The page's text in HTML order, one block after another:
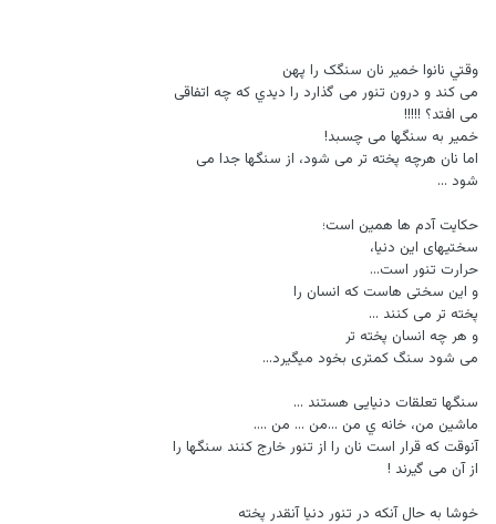
ﻭﻗﺘﻲ ﻧﺎﻧﻮﺍ ﺧﻤﯿﺮ ﻧﺎﻥ ﺳﻨﮕﮏ ﺭﺍ ﭘﻬﻦ
ﻣﯽ ﮐﻨﺪ ﻭ ﺩﺭﻭﻥ ﺗﻨﻮﺭ ﻣﯽ ﮔﺬﺍﺭﺩ ﺭﺍ ﺩﻳﺪﻱ ﻛﻪ ﭼﻪ ﺍﺗﻔﺎﻗﯽ
ﻣﯽ ﺍﻓﺘﺪ؟ !!!!!
ﺧﻤﯿﺮ ﺑﻪ ﺳﻨﮕﻬﺎ ﻣﯽ ﭼﺴﺒﺪ!
ﺍﻣﺎ ﻧﺎﻥ ﻫﺮﭼﻪ ﭘﺨﺘﻪ ﺗﺮ ﻣﯽ ﺷﻮﺩ، ﺍﺯ ﺳﻨﮕﻬﺎ ﺟﺪﺍ ﻣﯽ
ﺷﻮﺩ ...
ﺣﮑﺎﯾﺖ ﺁﺩﻡ ﻫﺎ ﻫﻤﯿﻦ ﺍﺳﺖ؛
ﺳﺨﺘﯿﻬﺎﯼ ﺍﯾﻦ ﺩﻧﯿﺎ،
ﺣﺮﺍﺭﺕ ﺗﻨﻮﺭ ﺍﺳﺖ...
ﻭ ﺍﯾﻦ ﺳﺨﺘﯽ ﻫﺎﺳﺖ ﮐﻪ ﺍﻧﺴﺎﻥ ﺭﺍ
ﭘﺨﺘﻪ ﺗﺮ ﻣﯽ ﮐﻨﻨﺪ ...
ﻭ ﻫﺮ ﭼﻪ ﺍﻧﺴﺎﻥ ﭘﺨﺘﻪ ﺗﺮ
ﻣﯽ ﺷﻮﺩ ﺳﻨﮓ ﮐﻤﺘﺮﯼ ﺑﺨﻮﺩ ﻣﯿﮕﯿﺮﺩ...
ﺳﻨﮕﻬﺎ ﺗﻌﻠﻘﺎﺕ ﺩﻧﯿﺎﯾﯽ ﻫﺴﺘﻨﺪ ...
ﻣﺎﺷﯿﻦ ﻣﻦ، ﺧﺎﻧﻪ ﻱ ﻣﻦ ...ﻣﻦ ... ﻣﻦ ....
ﺁﻧﻮﻗﺖ ﮐﻪ ﻗﺮﺍﺭ ﺍﺳﺖ ﻧﺎﻥ ﺭﺍ ﺍﺯ ﺗﻨﻮﺭ ﺧﺎﺭﺝ ﮐﻨﻨﺪ ﺳﻨﮕﻬﺎ ﺭﺍ
ﺍﺯ ﺁﻥ ﻣﯽ ﮔﯿﺮﻧﺪ !
ﺧﻮﺷﺎ ﺑﻪ ﺣﺎﻝ ﺁﻧﮑﻪ ﺩﺭ ﺗﻨﻮﺭ ﺩﻧﯿﺎ ﺁﻧﻘﺪﺭ ﭘﺨﺘﻪ